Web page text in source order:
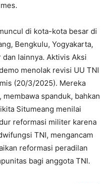
di kota-kota besar di
Bengkulu, Yogyakarta,
lainnya. Aktivis Aksi
menolak revisi UU TNI
(20/3/2025). Mereka
spanduk, bahkan
Situmeang menilai
reformasi militer karena
TNI, mengancam
reformasi peradilan
bagi anggota TNI.